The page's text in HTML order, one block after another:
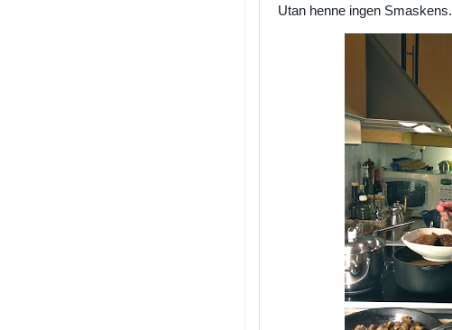
Utan henne ingen Smaskens.